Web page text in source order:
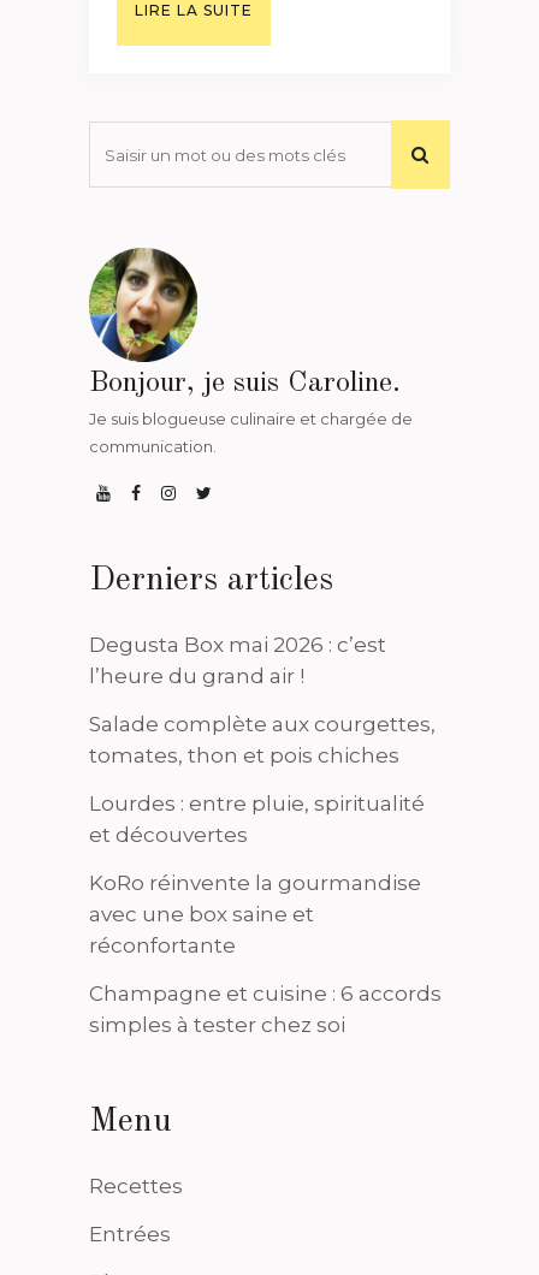
LIRE LA SUITE
Bonjour, je suis Caroline.
Je suis blogueuse culinaire et chargée de
communication.
Derniers articles
Degusta Box mai 2026 : c’est
l’heure du grand air !
Salade complète aux courgettes,
tomates, thon et pois chiches
Lourdes : entre pluie, spiritualité
et découvertes
KoRo réinvente la gourmandise
avec une box saine et
réconfortante
Champagne et cuisine : 6 accords
simples à tester chez soi
Menu
Recettes
Entrées